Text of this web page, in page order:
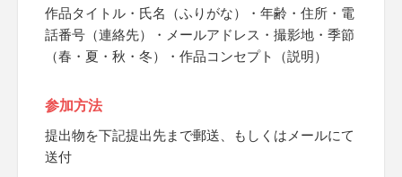
作品タイトル・氏名（ふりがな）・年齢・住所・電
話番号（連絡先）・メールアドレス・撮影地・季節
（春・夏・秋・冬）・作品コンセプト（説明）
参加方法
提出物を下記提出先まで郵送、もしくはメールにて
送付